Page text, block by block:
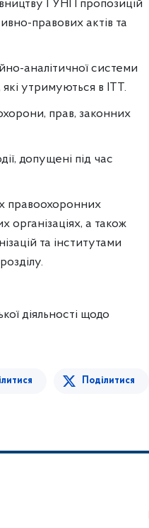
ГУНП пропозицій
правових актів та
аналітичної системи
які утримуються в ІТТ.
прав, законних
допущені під час
правоохоронних
а також
та інститутами
діяльності щодо
Поділитися